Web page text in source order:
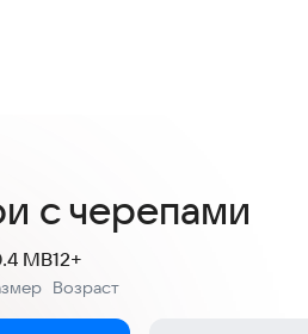
с черепами
MB
Возраст
12+